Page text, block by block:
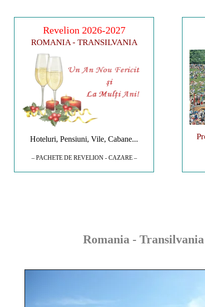
Revelion 2026-2027
ROMANIA - TRANSILVANIA
Hoteluri, Pensiuni, Vile, Cabane...
– PACHETE DE REVELION - CAZARE –
Romania -